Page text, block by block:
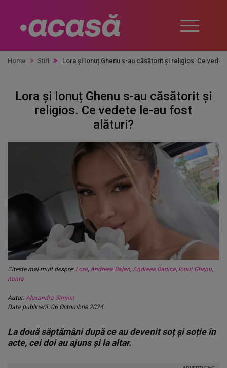
Home Stiri Lora și Ionuț Ghenu s-au căsătorit și religios. Ce
Lora și Ionuț Ghenu s-au căsătorit și
religios. Ce vedete le-au fost
alături?
Citeste mai mult despre: Lora, Andreea Balan, Andreea Banica, Ionuț Ghenu,
nunta
Autor:Alexandra Simion
Data publicarii: 06 Octombrie 2024
La două săptămâni după ce au devenit soț și soție în
acte, cei doi au ajuns și la altar.